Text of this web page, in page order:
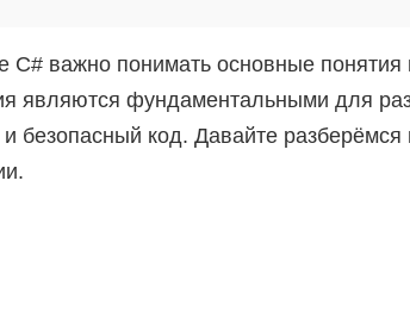
C# важно понимать основные понятия
являются фундаментальными для
безопасный код. Давайте разберёмся